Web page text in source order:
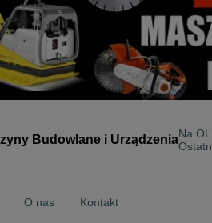
Budowlane i UrządzeniaNa
O nas Kontakt